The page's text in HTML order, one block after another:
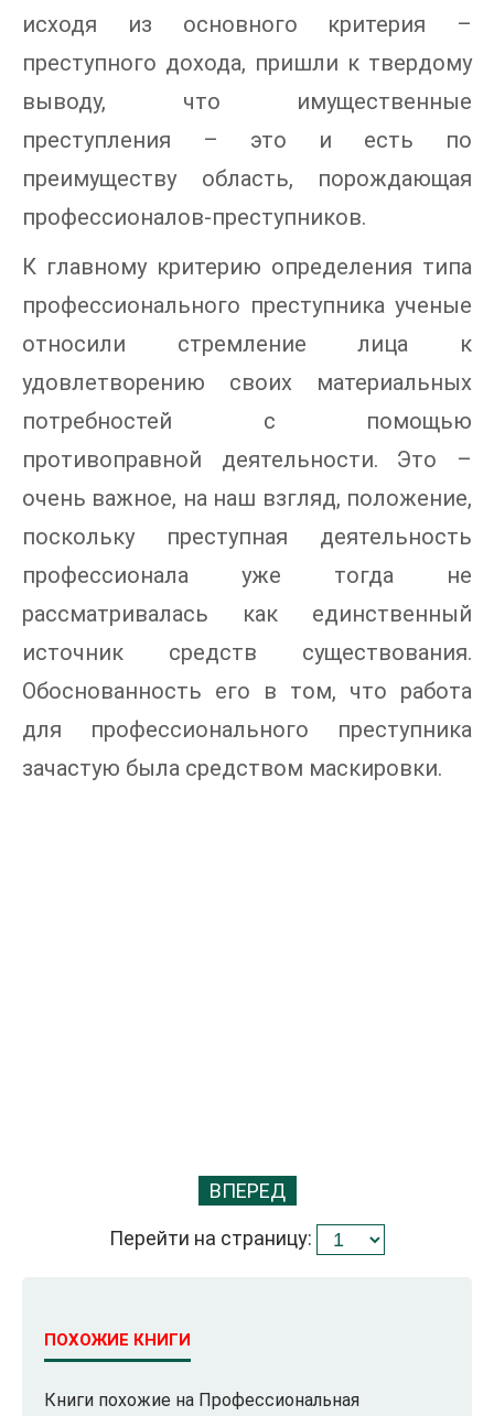
исходя из основного критерия –
преступного дохода, пришли к твердому
выводу, что имущественные
преступления – это и есть по
преимуществу область, порождающая
профессионалов-преступников.
К главному критерию определения типа
профессионального преступника ученые
относили стремление лица к
удовлетворению своих материальных
потребностей с помощью
противоправной деятельности. Это –
очень важное, на наш взгляд, положение,
поскольку преступная деятельность
профессионала уже тогда не
рассматривалась как единственный
источник средств существования.
Обоснованность его в том, что работа
для профессионального преступника
зачастую была средством маскировки.
ВПЕРЕД
Перейти на страницу:
ПОХОЖИЕ КНИГИ
Книги похожие на Профессиональная